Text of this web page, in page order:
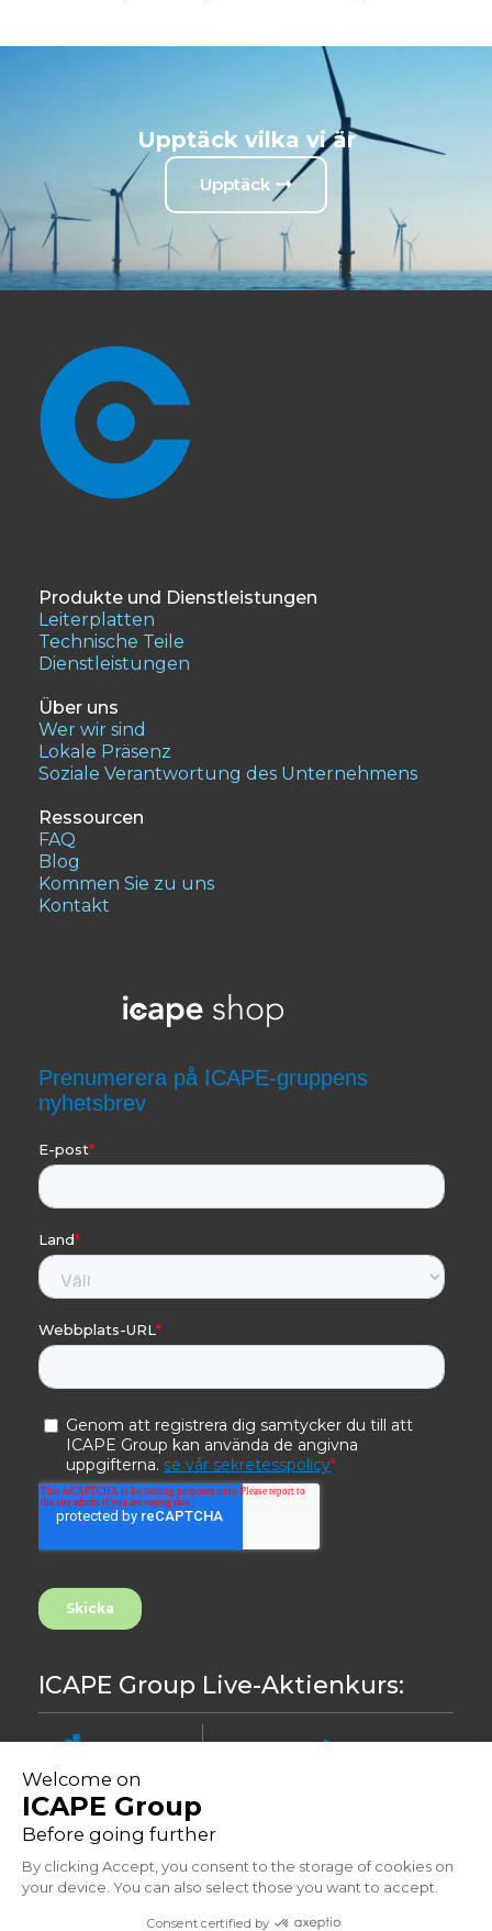
Upptäck vilka vi är
Upptäck
Produkte und Dienstleistungen
Leiterplatten
Technische Teile
Dienstleistungen
Über uns
Wer wir sind
Lokale Präsenz
Soziale Verantwortung des Unternehmens
Ressourcen
FAQ
Blog
Kommen Sie zu uns
Kontakt
ICAPE Group Live-Aktienkurs:
8.44 -0,24%